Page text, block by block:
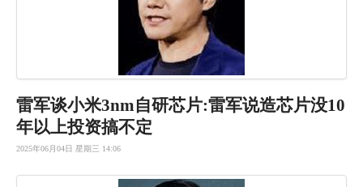
雷军谈小米3nm自研芯片:雷军说造芯片没10
年以上投资搞不定
2025年06月04日 星期三 14:06